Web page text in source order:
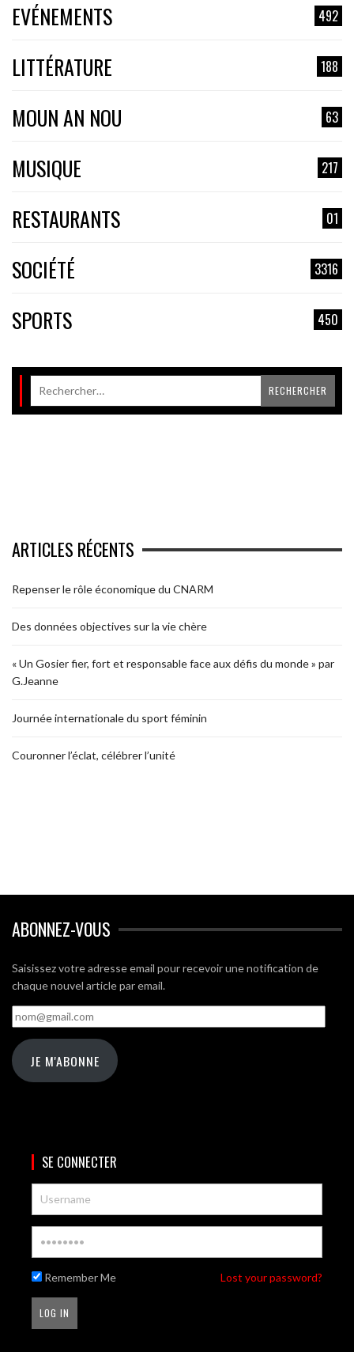
EVÉNEMENTS 492
LITTÉRATURE 188
MOUN AN NOU 63
MUSIQUE 217
RESTAURANTS 01
SOCIÉTÉ 3316
SPORTS 450
ARTICLES RÉCENTS
Repenser le rôle économique du CNARM
Des données objectives sur la vie chère
« Un Gosier fier, fort et responsable face aux défis du monde » par
G.Jeanne
Journée internationale du sport féminin
Couronner l’éclat, célébrer l’unité
ABONNEZ-VOUS
Saisissez votre adresse email pour recevoir une notification de
chaque nouvel article par email.
nom@gmail.com
JE M'ABONNE
SE CONNECTER
Remember Me Lost your password?